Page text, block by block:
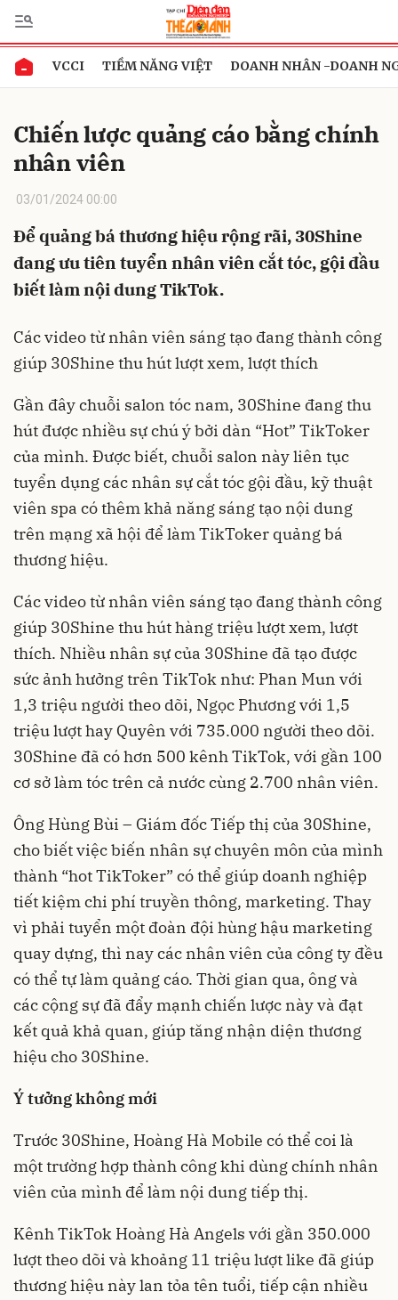
VCCI TIỀM NĂNG VIỆT DOANH NHÂN -DOANH
Chiến lược quảng cáo bằng chính
nhân viên
03/01/2024 00:00
Để quảng bá thương hiệu rộng rãi, 30Shine
đang ưu tiên tuyển nhân viên cắt tóc, gội đầu
biết làm nội dung TikTok.
Các video từ nhân viên sáng tạo đang thành công
giúp 30Shine thu hút lượt xem, lượt thích
Gần đây chuỗi salon tóc nam, 30Shine đang thu
hút được nhiều sự chú ý bởi dàn “Hot” TikToker
của mình. Được biết, chuỗi salon này liên tục
tuyển dụng các nhân sự cắt tóc gội đầu, kỹ thuật
viên spa có thêm khả năng sáng tạo nội dung
trên mạng xã hội để làm TikToker quảng bá
thương hiệu.
Các video từ nhân viên sáng tạo đang thành công
giúp 30Shine thu hút hàng triệu lượt xem, lượt
thích. Nhiều nhân sự của 30Shine đã tạo được
sức ảnh hưởng trên TikTok như: Phan Mun với
1,3 triệu người theo dõi, Ngọc Phương với 1,5
triệu lượt hay Quyên với 735.000 người theo dõi.
30Shine đã có hơn 500 kênh TikTok, với gần 100
cơ sở làm tóc trên cả nước cùng 2.700 nhân viên.
Ông Hùng Bùi – Giám đốc Tiếp thị của 30Shine,
cho biết việc biến nhân sự chuyên môn của mình
thành “hot TikToker” có thể giúp doanh nghiệp
tiết kiệm chi phí truyền thông, marketing. Thay
vì phải tuyển một đoàn đội hùng hậu marketing
quay dựng, thì nay các nhân viên của công ty đều
có thể tự làm quảng cáo. Thời gian qua, ông và
các cộng sự đã đẩy mạnh chiến lược này và đạt
kết quả khả quan, giúp tăng nhận diện thương
hiệu cho 30Shine.
Ý tưởng không mới
Trước 30Shine, Hoàng Hà Mobile có thể coi là
một trường hợp thành công khi dùng chính nhân
viên của mình để làm nội dung tiếp thị.
Kênh TikTok Hoàng Hà Angels với gần 350.000
lượt theo dõi và khoảng 11 triệu lượt like đã giúp
thương hiệu này lan tỏa tên tuổi, tiếp cận nhiều
Gửi bình luận
Hủy Gửi